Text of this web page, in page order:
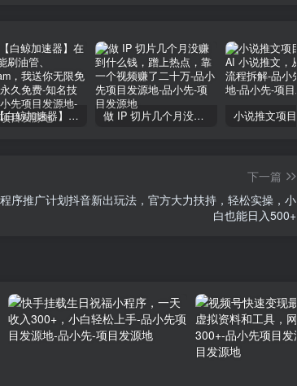
VP-n【白鲸加速器】在国内也能刷油管、Instagram，我送你无限免费流量 永久免费-知名技术官-品小先项目发源地 做 IP 切片几个月没赚到什么钱，蹭上热点，靠一个视频赚了二十万-品小先项目发源地
下一篇
序推广计划抖音新出玩法，官方大力扶持，轻松实操，小
白也能日入500+